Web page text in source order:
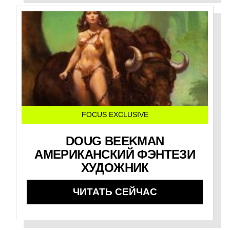
FOCUS EXCLUSIVE
DOUG BEEKMAN
АМЕРИКАНСКИЙ ФЭНТЕЗИ
ХУДОЖНИК
ЧИТАТЬ СЕЙЧАС